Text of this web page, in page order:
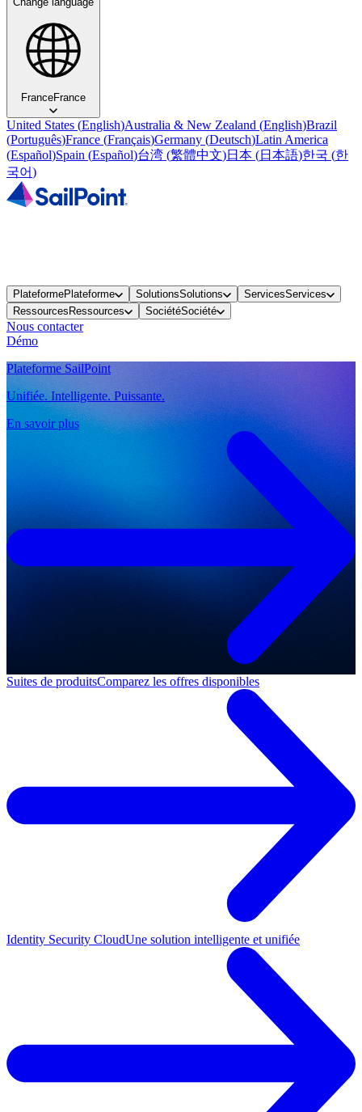
FranceFrance
United States (English)Australia & New Zealand (English)Brazil
(Português)France (Français)Germany (Deutsch)Latin America
(Español)Spain (Español)台湾 (繁體中文)日本 (日本語)한국 (한
국어)
PlateformePlateforme SolutionsSolutions ServicesServices
Ressources Ressources SociétéSociété
Nous contacter
Démo
Plateforme SailPoint
Unifiée. Intelligente. Puissante.
En savoir plus
Suites de produitsComparez les offres disponibles
Identity Security CloudUne solution intelligente et unifiée